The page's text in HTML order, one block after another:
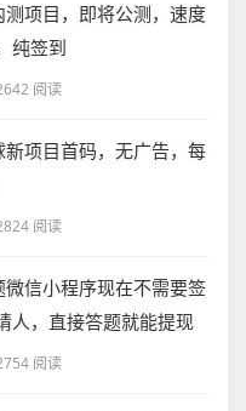
测项目，即将公测，速度
纯签到
阅读
新项目首码，无广告，每
阅读
微信小程序现在不需要签
人，直接答题就能提现
阅读